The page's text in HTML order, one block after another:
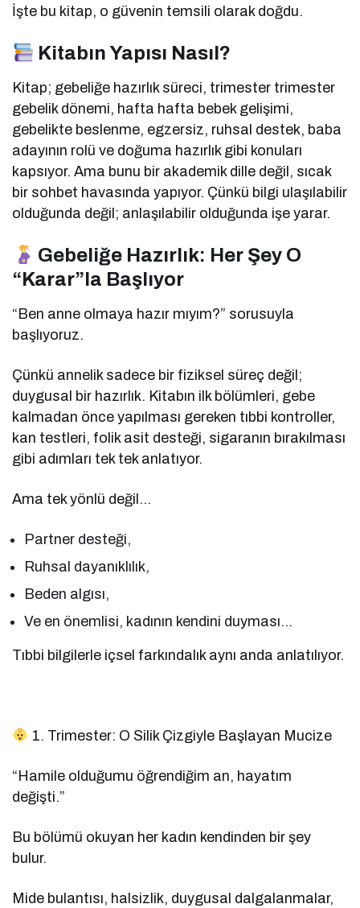
İşte bu kitap, o güvenin temsili olarak doğdu.
Kitabın Yapısı Nasıl?
Kitap; gebeliğe hazırlık süreci, trimester trimester
gebelik dönemi, hafta hafta bebek gelişimi,
gebelikte beslenme, egzersiz, ruhsal destek, baba
adayının rolü ve doğuma hazırlık gibi konuları
kapsıyor. Ama bunu bir akademik dille değil, sıcak
bir sohbet havasında yapıyor. Çünkü bilgi ulaşılabilir
olduğunda değil; anlaşılabilir olduğunda işe yarar.
Gebeliğe Hazırlık: Her Şey O
“Karar”la Başlıyor
“Ben anne olmaya hazır mıyım?” sorusuyla
başlıyoruz.
Çünkü annelik sadece bir fiziksel süreç değil;
duygusal bir hazırlık. Kitabın ilk bölümleri, gebe
kalmadan önce yapılması gereken tıbbi kontroller,
kan testleri, folik asit desteği, sigaranın bırakılması
gibi adımları tek tek anlatıyor.
Ama tek yönlü değil…
Partner desteği,
Ruhsal dayanıklılık,
Beden algısı,
Ve en önemlisi, kadının kendini duyması…
Tıbbi bilgilerle içsel farkındalık aynı anda anlatılıyor.
1. Trimester: O Silik Çizgiyle Başlayan Mucize
“Hamile olduğumu öğrendiğim an, hayatım
değişti.”
Bu bölümü okuyan her kadın kendinden bir şey
bulur.
Mide bulantısı, halsizlik, duygusal dalgalanmalar,